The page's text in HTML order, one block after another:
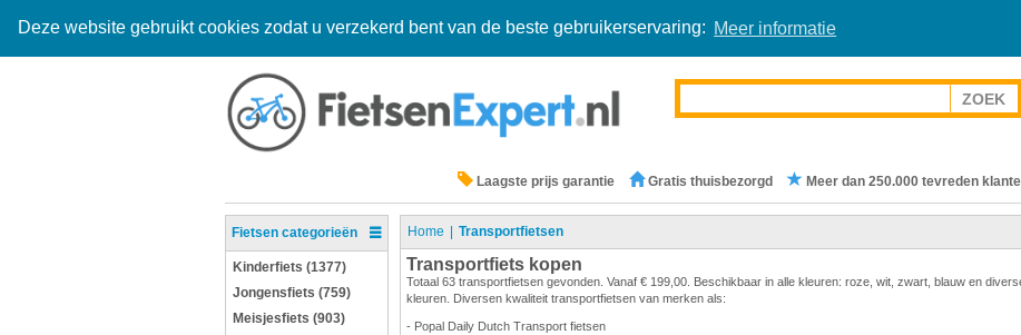
Deze website gebruikt cookies zodat u verzekerd bent van de beste gebruikerservaring: Meer informatie
Laagste prijs garantie Gratis thuisbezorgd Meer dan 250.000 tevreden
Fietsen categorieën
Kinderfiets (1377)
Jongensfiets (759)
Meisjesfiets (903)
Home Transportfietsen
Transportfiets kopen
Totaal 63 transportfietsen gevonden. Vanaf € 199,00. Beschikbaar in alle kleuren: roze, wit, zwart, blauw en
kleuren. Diversen kwaliteit transportfietsen van merken als:
- Popal Daily Dutch Transport fietsen